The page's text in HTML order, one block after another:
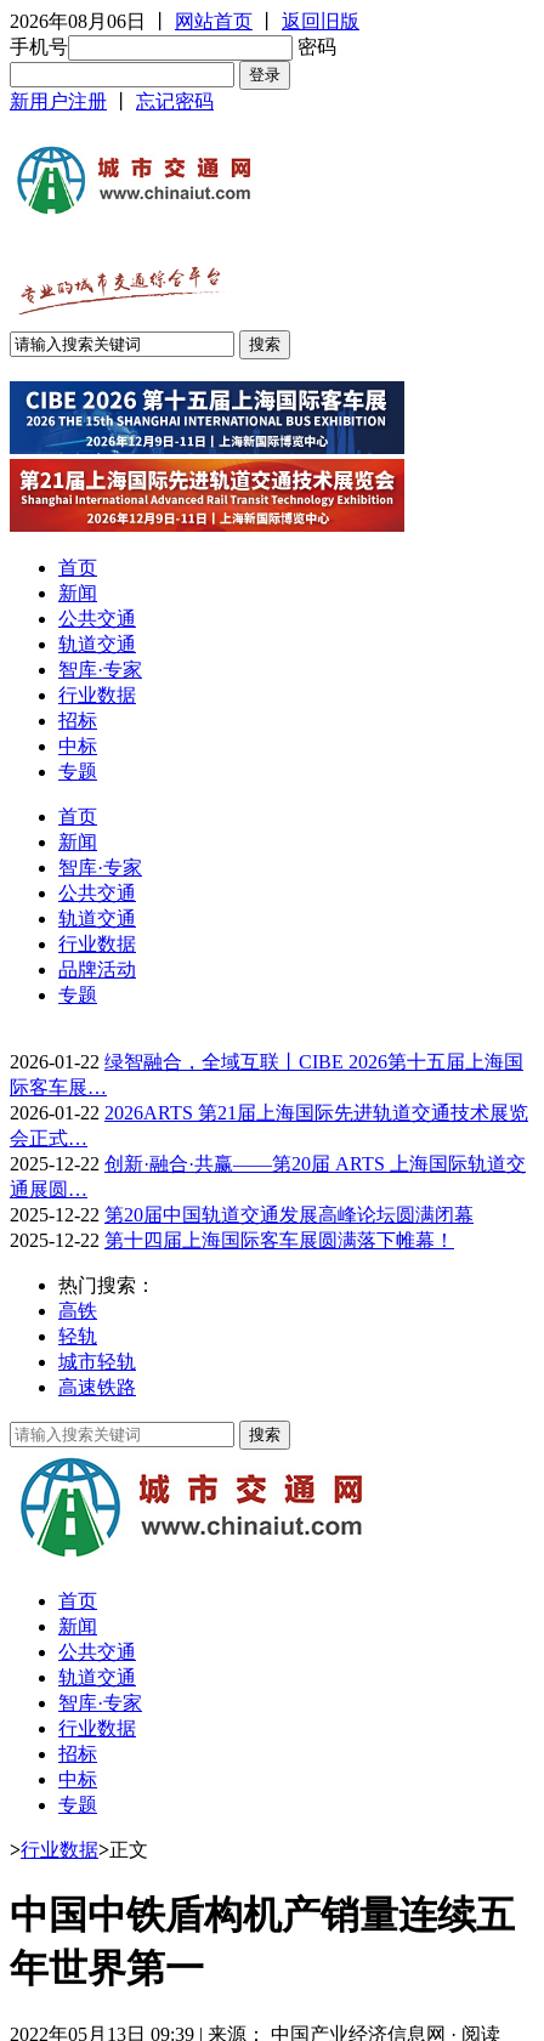
2026年08月06日 网站首页
返回旧版
手机号
密码
新用户注册 忘记密码
首页
新闻
公共交通
轨道交通
智库·专家
行业数据
招标
中标
专题
首页
新闻
智库·专家
公共交通
轨道交通
行业数据
品牌活动
专题
2026-01-22 绿智融合，全域互联丨CIBE 2026第十五届上海国
际客车展…
2026-01-22 2026ARTS 第21届上海国际先进轨道交通技术展览
会正式…
2025-12-22 创新·融合·共赢——第20届 ARTS 上海国际轨道交
通展圆…
2025-12-22 第20届中国轨道交通发展高峰论坛圆满闭幕
2025-12-22 第十四届上海国际客车展圆满落下帷幕！
热门搜索：
高铁
轻轨
城市轻轨
高速铁路
首页
新闻
公共交通
轨道交通
智库·专家
行业数据
招标
中标
专题
>行业数据>正文
中国中铁盾构机产销量连续五
年世界第一
2022年05月13日 09:39 | 来源： 中国产业经济信息网 · 阅读